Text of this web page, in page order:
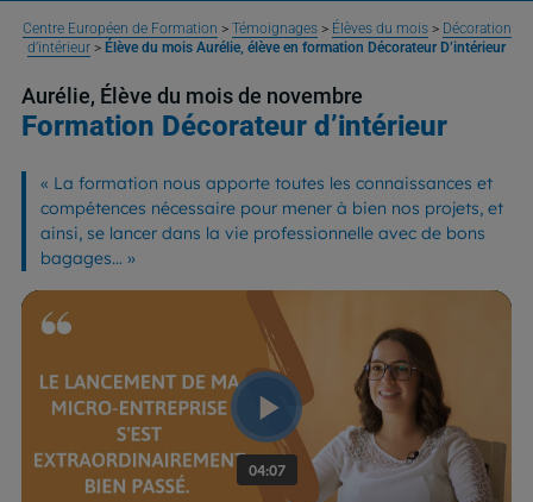
Centre Européen de Formation > Témoignages> Élèves du mois> Décoration
d’intérieur > Élève du mois Aurélie, élève en formation Décorateur D’intérieur
Aurélie, Élève du mois de novembre
Formation Décorateur d’intérieur
« La formation nous apporte toutes les connaissances et
compétences nécessaire pour mener à bien nos projets, et
ainsi, se lancer dans la vie professionnelle avec de bons
bagages… »